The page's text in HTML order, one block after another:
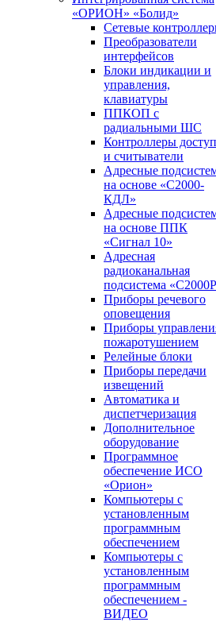
«ОРИОН» «Болид»
Сетевые
Преобразователи
интерфейсов
Блоки индикации и
управления,
клавиатуры
ППКОП с
радиальными ШС
Контроллеры
и считыватели
Адресные
на основе «С2000-
КДЛ»
Адресные
на основе ППК
«Сигнал 10»
Адресная
радиоканальная
подсистема
Приборы речевого
оповещения
Приборы
пожаротушением
Релейные блоки
Приборы передачи
извещений
Автоматика и
диспетчеризация
Дополнительное
оборудование
Программное
обеспечение ИСО
«Орион»
Компьютеры с
установленным
программным
обеспечением
Компьютеры с
установленным
программным
обеспечением -
ВИДЕО